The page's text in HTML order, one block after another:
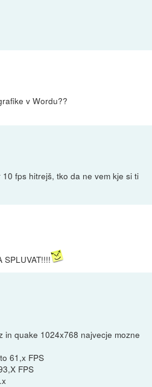
v Wordu??
fps hitrejš, tko da ne vem kje si ti
SPLUVAT!!!!
in quake 1024x768 najvecje mozne
61,x FPS
FPS